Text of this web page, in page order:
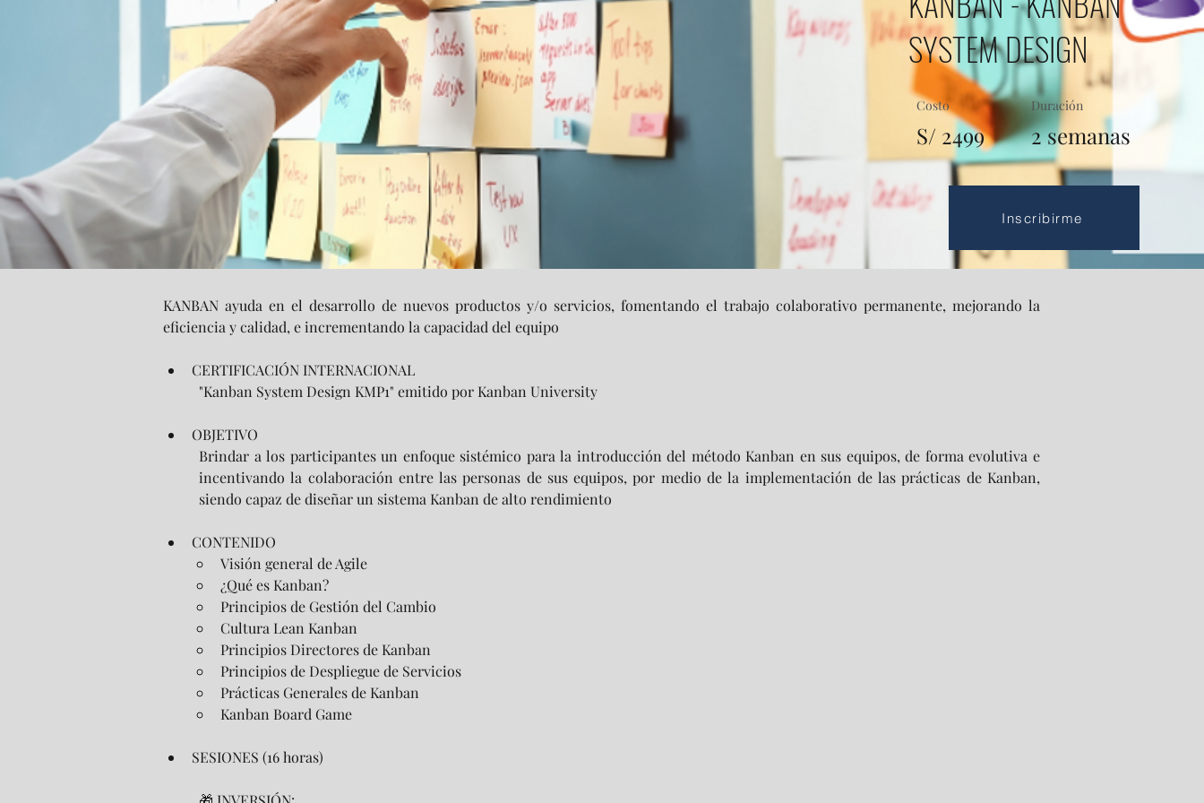
SYSTEM DESIGN
Costo
S/ 2499
Duración
2 semanas
Inscribirme
KANBAN ayuda en el desarrollo de nuevos productos y/o servicios, fomentando el trabajo colaborativo permanente, mejorando la
eficiencia y calidad, e incrementando la capacidad del equipo
CERTIFICACIÓN INTERNACIONAL
"Kanban System Design KMP1" emitido por Kanban University
OBJETIVO
Brindar a los participantes un enfoque sistémico para la introducción del método Kanban en sus equipos, de forma evolutiva e
incentivando la colaboración entre las personas de sus equipos, por medio de la implementación de las prácticas de Kanban,
siendo capaz de diseñar un sistema Kanban de alto rendimiento
CONTENIDO
Visión general de Agile
¿Qué es Kanban?
Principios de Gestión del Cambio
Cultura Lean Kanban
Principios Directores de Kanban
Principios de Despliegue de Servicios
Prácticas Generales de Kanban
Kanban Board Game
SESIONES (16 horas)